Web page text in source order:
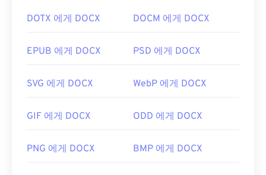
DOTX 에게 DOCX DOCM 에게 DOCX
EPUB 에게 DOCX PSD 에게 DOCX
SVG 에게 DOCX WebP 에게 DOCX
GIF 에게 DOCX ODD 에게 DOCX
PNG 에게 DOCX BMP 에게 DOCX